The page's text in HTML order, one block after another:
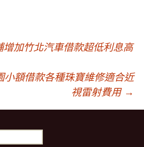
增加竹北汽車借款超低利息高
小額借款各種珠寶維修適合近
視雷射費用 →